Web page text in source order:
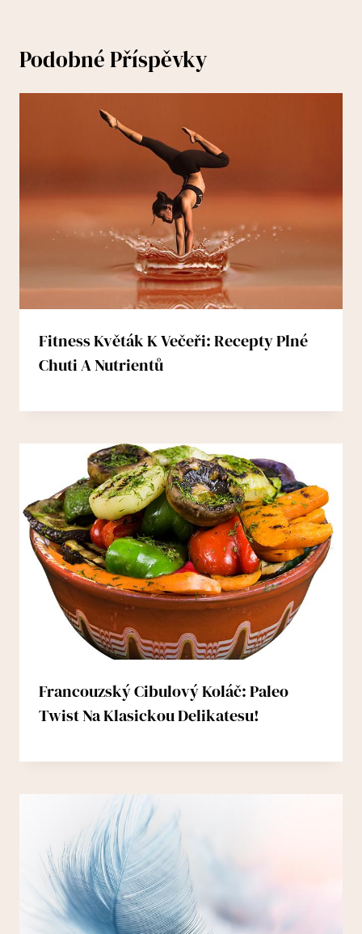
Podobné Příspěvky
Fitness Květák K Večeři: Recepty Plné
Chuti A Nutrientů
Francouzský Cibulový Koláč: Paleo
Twist Na Klasickou Delikatesu!